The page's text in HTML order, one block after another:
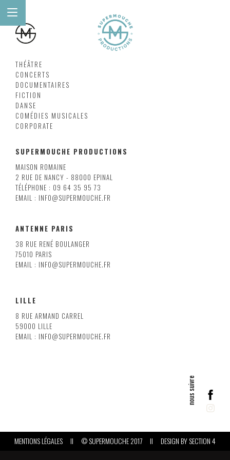
THÉÂTRE
CONCERTS
DOCUMENTAIRES
FICTION
DANSE
COMÉDIES MUSICALES
CORPORATE
SUPERMOUCHE PRODUCTIONS
MAISON ROMAINE
2 RUE DE NANCY - 88000 EPINAL
TÉLÉPHONE : 09 64 35 95 73
EMAIL : INFO@SUPERMOUCHE.FR
ANTENNE PARIS
38 RUE RENÉ BOULANGER
75010 PARIS
EMAIL : INFO@SUPERMOUCHE.FR
LILLE
8 RUE ARMAND CARREL
59000 LILLE
EMAIL : INFO@SUPERMOUCHE.FR
MENTIONS LÉGALES II © SUPERMOUCHE 2017 II DESIGN BYSECTION 4